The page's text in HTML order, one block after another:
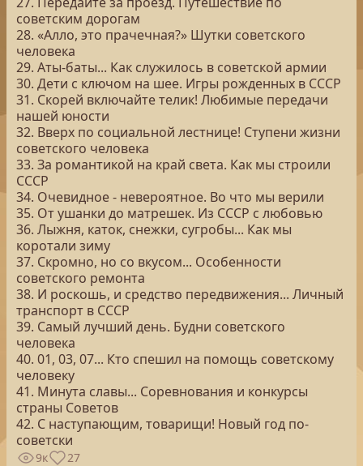
советским дорогам
28. «Алло, это прачечная?» Шутки советского
человека
29. Аты-баты... Как служилось в советской армии
30. Дети с ключом на шее. Игры рожденных в СССР
31. Скорей включайте телик! Любимые передачи
нашей юности
32. Вверх по социальной лестнице! Ступени жизни
советского человека
33. За романтикой на край света. Как мы строили
СССР
34. Очевидное - невероятное. Во что мы верили
35. От ушанки до матрешек. Из СССР с любовью
36. Лыжня, каток, снежки, сугробы... Как мы
коротали зиму
37. Скромно, но со вкусом... Особенности
советского ремонта
38. И роскошь, и средство передвижения... Личный
транспорт в СССР
39. Самый лучший день. Будни советского
человека
40. 01, 03, 07... Кто спешил на помощь советскому
человеку
41. Минута славы... Соревнования и конкурсы
страны Советов
42. С наступающим, товарищи! Новый год по-
советски
9к 27